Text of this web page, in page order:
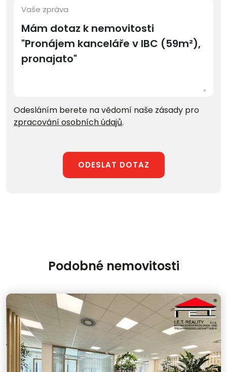
Vaše zpráva
Odesláním berete na vědomí naše zásady pro
zpracování osobních údajů.
ODESLAT DOTAZ
Podobné nemovitosti